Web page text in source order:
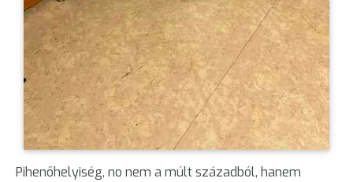
Pihenőhelyiség, no nem a múlt századból, hanem